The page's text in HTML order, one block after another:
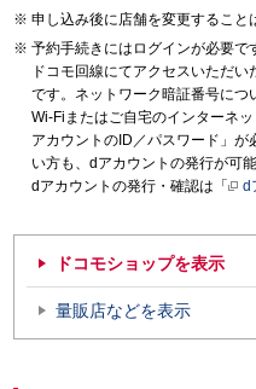
申し込み後に店舗を変更すること
予約手続きにはログインが必要で
ドコモ回線にてアクセスいただ
です。ネットワーク暗証番号につ
Wi-Fiまたはご自宅のインターネ
アカウントのID／パスワード」
い方も、dアカウントの発行が可能
dアカウントの発行・確認は「
d
ドコモショップを表示
量販店などを表示